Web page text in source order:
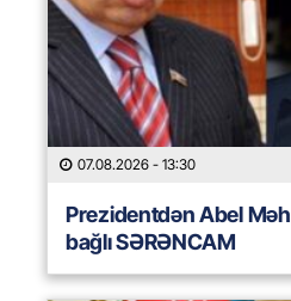
07.08.2026 - 13:30
Prezidentdən Abel
bağlı SƏRƏNCAM